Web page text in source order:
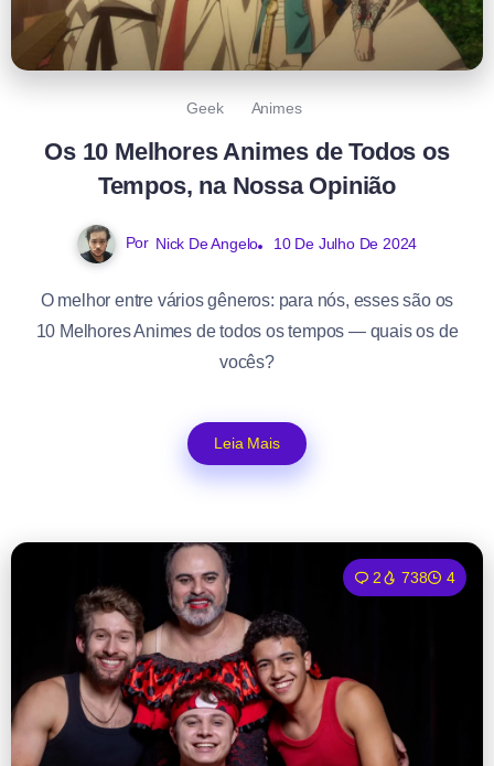
Geek Animes
Os 10 Melhores Animes de Todos os
Tempos, na Nossa Opinião
Por Nick De Angelo 10 De Julho De 2024
O melhor entre vários gêneros: para nós, esses são os
10 Melhores Animes de todos os tempos — quais os de
vocês?
Leia Mais
2 738 4